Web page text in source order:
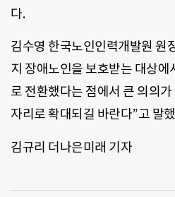
다.
김수영 한국노인인력개발원 원
지 장애노인을 보호받는 대상에
로 전환했다는 점에서 큰 의의
자리로 확대되길 바란다”고 말
김규리 더나은미래 기자